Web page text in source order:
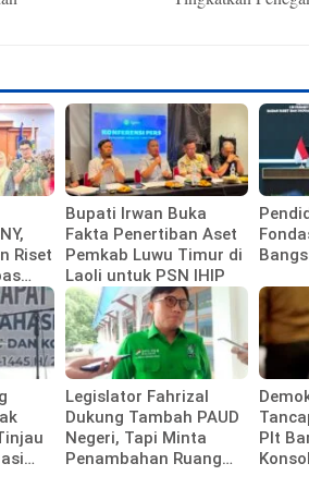
Riset
Bupati Irwan Buka
Fakta Penertiban Aset
Pemkab Luwu Timur di
Laoli untuk PSN IHIP
Legislator Fahrizal
Dukung Tambah PAUD
Negeri, Tapi Minta
Penambahan Ruang
Plt